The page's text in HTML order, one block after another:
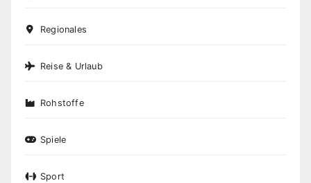
Regionales
Reise & Urlaub
Rohstoffe
Spiele
Sport